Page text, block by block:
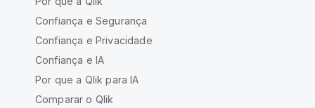
Confiança e Segurança
Confiança e Privacidade
Confiança e IA
Por que a Qlik para IA
Comparar o Qlik